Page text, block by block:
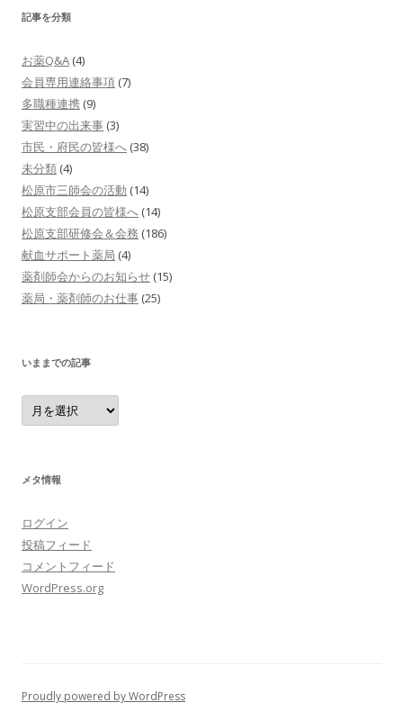
記事を分類
お薬Q&A (4)
会員専用連絡事項 (7)
多職種連携 (9)
実習中の出来事 (3)
市民・府民の皆様へ (38)
未分類 (4)
松原市三師会の活動 (14)
松原支部会員の皆様へ (14)
松原支部研修会＆会務 (186)
献血サポート薬局 (4)
薬剤師会からのお知らせ (15)
薬局・薬剤師のお仕事 (25)
いままでの記事
い
ま
ま
事
メタ情報
ログイン
投稿フィード
コメントフィード
WordPress.org
Proudly powered by WordPress